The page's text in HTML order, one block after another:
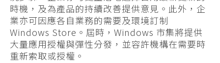
時機，及為產品的持續改善提供意見。此外，企
業亦可因應各自業務的需要及環境訂制
Windows Store。屆時，Windows 市集將提供
大量應用授權與彈性分發，並容許機構在需要時
重新索取或授權。